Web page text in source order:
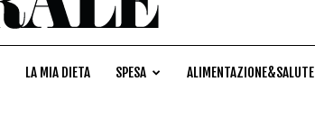
LA MIA DIETA SPESA ALIMENTAZIONE&SALUTE